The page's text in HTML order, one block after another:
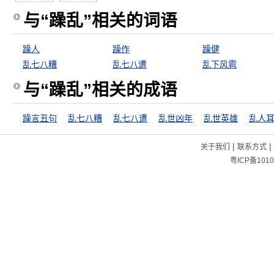
与“躁乱”相关的词语
躁人 躁作
躁健
乱七八糟
乱七八遭 乱下风雹
与“躁乱”相关的成语
躁言丑句 乱七八糟 乱七八遭 乱世凶年 乱世英雄 乱人
关于我们 | 联系方式|
粤ICP备